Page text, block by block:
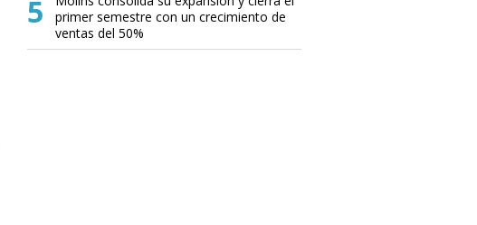
5
primer semestre con un crecimiento de
ventas del 50%